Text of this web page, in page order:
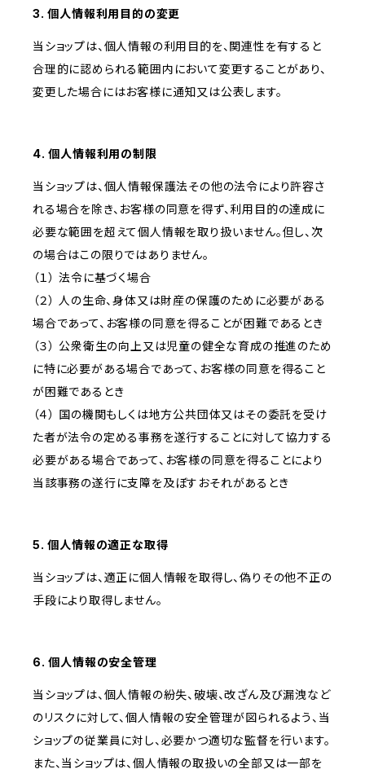
3. 個人情報利用目的の変更
当ショップは、個人情報の利用目的を、関連性を有すると
合理的に認められる範囲内において変更することがあり、
変更した場合にはお客様に通知又は公表します。
4. 個人情報利用の制限
当ショップは、個人情報保護法その他の法令により許容さ
れる場合を除き、お客様の同意を得ず、利用目的の達成に
必要な範囲を超えて個人情報を取り扱いません。但し、次
の場合はこの限りではありません。
（１） 法令に基づく場合
（２） 人の生命、身体又は財産の保護のために必要がある
場合であって、お客様の同意を得ることが困難であるとき
（３） 公衆衛生の向上又は児童の健全な育成の推進のため
に特に必要がある場合であって、お客様の同意を得ること
が困難であるとき
（４） 国の機関もしくは地方公共団体又はその委託を受け
た者が法令の定める事務を遂行することに対して協力する
必要がある場合であって、お客様の同意を得ることにより
当該事務の遂行に支障を及ぼすおそれがあるとき
5. 個人情報の適正な取得
当ショップは、適正に個人情報を取得し、偽りその他不正の
手段により取得しません。
6. 個人情報の安全管理
当ショップは、個人情報の紛失、破壊、改ざん及び漏洩など
のリスクに対して、個人情報の安全管理が図られるよう、当
ショップの従業員に対し、必要かつ適切な監督を行います。
また、当ショップは、個人情報の取扱いの全部又は一部を